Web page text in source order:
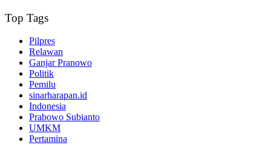
Top Tags
Pilpres
Relawan
Ganjar Pranowo
Politik
Pemilu
sinarharapan.id
Indonesia
Prabowo Subianto
UMKM
Pertamina